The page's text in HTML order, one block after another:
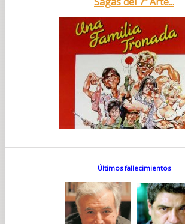
Últimos fallecimientos